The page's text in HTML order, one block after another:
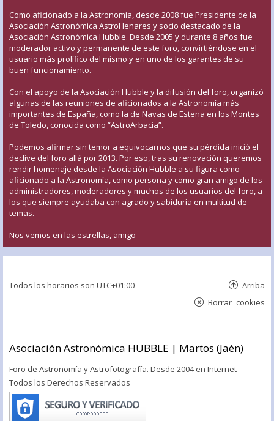
Como aficionado a la Astronomía, desde 2008 fue Presidente de la
Asociación Astronómica AstroHenares y socio destacado de la
Asociación Astronómica Hubble. Desde 2005 y durante 8 años fue
moderador activo y permanente de este foro, convirtiéndose en el
usuario más prolífico del mismo y en uno de los garantes de su
buen funcionamiento.
Con el apoyo de la Asociación Hubble y la difusión del foro, organizó
algunas de las reuniones de aficionados a la Astronomía más
importantes de España, como la de Navas de Estena en los Montes
de Toledo, conocida como “AstroArbacia”.
Podemos afirmar sin temor a equivocarnos que su pérdida inició el
declive del foro allá por 2013. Por eso, tras su renovación queremos
rendir homenaje desde la Asociación Hubble a su figura como
aficionado a la Astronomía, como persona y como gran amigo de los
administradores, moderadores y muchos de los usuarios del foro, a
los que siempre ayudaba con agrado y sabiduría en multitud de
temas.
Nos vemos en las estrellas, amigo
Todos los horarios son UTC+01:00 Arriba
Borrar cookies
Asociación Astronómica HUBBLE | Martos (Jaén)
Foro de Astronomía y Astrofotografía. Desde 2004 en Internet
Todos los Derechos Reservados